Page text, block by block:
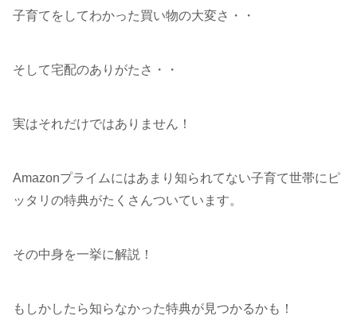
子育てをしてわかった買い物の大変さ・・
そして宅配のありがたさ・・
実はそれだけではありません！
Amazonプライムにはあまり知られてない子育て世帯にピ
ッタリの特典がたくさんついています。
その中身を一挙に解説！
もしかしたら知らなかった特典が見つかるかも！